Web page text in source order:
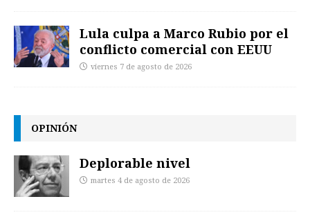
Lula culpa a Marco Rubio por el
conflicto comercial con EEUU
viernes 7 de agosto de 2026
OPINIÓN
Deplorable nivel
martes 4 de agosto de 2026